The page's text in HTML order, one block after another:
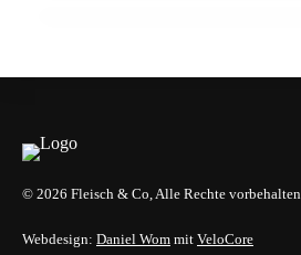
© 2026 Fleisch & Co, Alle Rechte vorbehalten
Webdesign: Daniel Wom mit VeloCore